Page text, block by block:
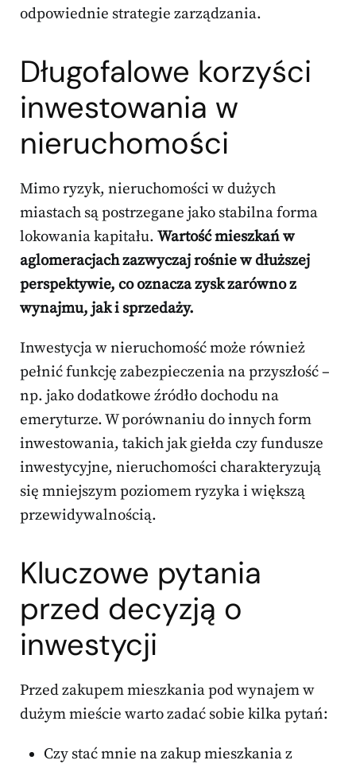
odpowiednie strategie zarządzania.
Długofalowe korzyści
inwestowania w
nieruchomości
Mimo ryzyk, nieruchomości w dużych
miastach są postrzegane jako stabilna forma
lokowania kapitału. Wartość mieszkań w
aglomeracjach zazwyczaj rośnie w dłuższej
perspektywie, co oznacza zysk zarówno z
wynajmu, jak i sprzedaży.
Inwestycja w nieruchomość może również
pełnić funkcję zabezpieczenia na przyszłość –
np. jako dodatkowe źródło dochodu na
emeryturze. W porównaniu do innych form
inwestowania, takich jak giełda czy fundusze
inwestycyjne, nieruchomości charakteryzują
się mniejszym poziomem ryzyka i większą
przewidywalnością.
Kluczowe pytania
przed decyzją o
inwestycji
Przed zakupem mieszkania pod wynajem w
dużym mieście warto zadać sobie kilka pytań:
Czy stać mnie na zakup mieszkania z